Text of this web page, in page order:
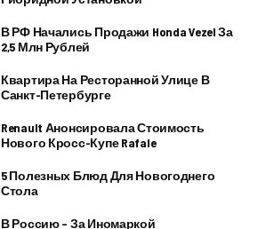
В РФ Начались Продажи Honda Vezel За
2,5 Млн Рублей
Квартира На Ресторанной Улице В
Санкт-Петербурге
Renault Анонсировала Стоимость
Нового Кросс-Купе Rafale
5 Полезных Блюд Для Новогоднего
Стола
В Россию – За Иномаркой